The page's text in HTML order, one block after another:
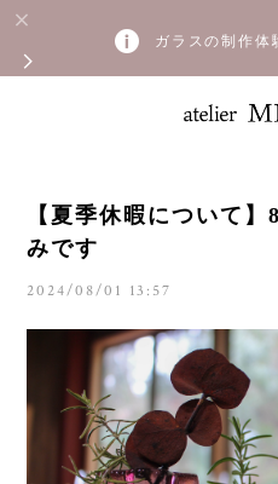
ガラスの制作体
【夏季休暇について
みです
2024/08/01 13:57